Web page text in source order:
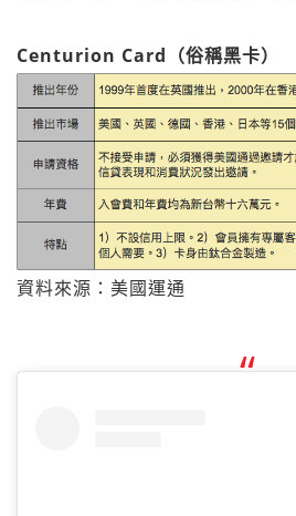
Centurion Card（俗稱黑卡）
資料來源：美國運通